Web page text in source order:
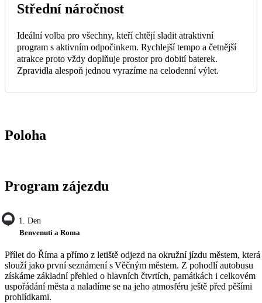
Střední náročnost
Ideální volba pro všechny, kteří chtějí sladit atraktivní
program s aktivním odpočinkem. Rychlejší tempo a četnější
atrakce proto vždy doplňuje prostor pro dobití baterek.
Zpravidla alespoň jednou vyrazíme na celodenní výlet.
Poloha
Program zájezdu
1. Den
Benvenuti a Roma
Přílet do Říma a přímo z letiště odjezd na okružní jízdu městem, která
slouží jako první seznámení s Věčným městem. Z pohodlí autobusu
získáme základní přehled o hlavních čtvrtích, památkách i celkovém
uspořádání města a naladíme se na jeho atmosféru ještě před pěšími
prohlídkami.